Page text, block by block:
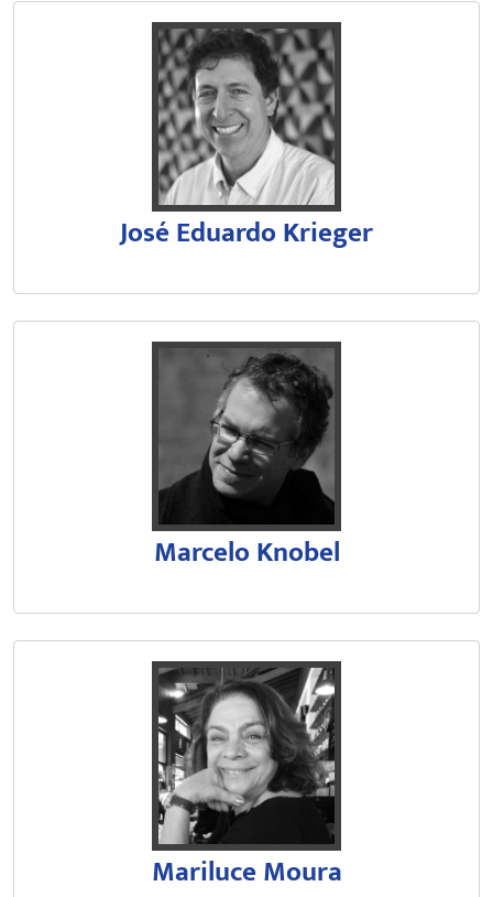
José Eduardo Krieger
É docente da Universidade de
Marcelo Knobel
Atualmente, é reitor da
Coordenou o Núcleo de
Mariluce Moura
Mariluce Moura é jornalista e
É professora titular aposentada